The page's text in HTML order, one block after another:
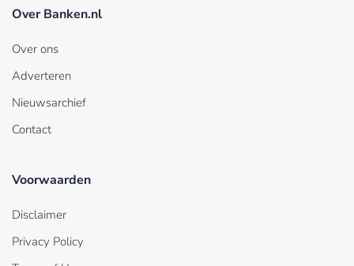
Over Banken.nl
Over ons
Adverteren
Nieuwsarchief
Contact
Voorwaarden
Disclaimer
Privacy Policy